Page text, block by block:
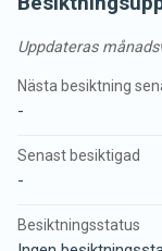
Uppdateras
Nästa besiktning
-
Senast besiktigad
-
Besiktningsstatus